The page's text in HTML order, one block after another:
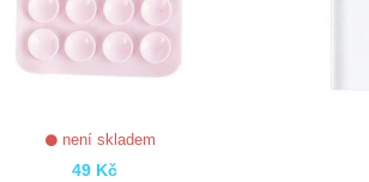
není skladem
49 Kč